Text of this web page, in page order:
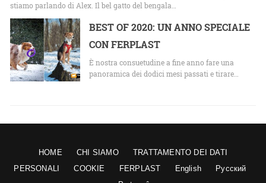
stiamo parlando di Alex. Il bel gatto del bengala…
BEST OF 2020: UN ANNO SPECIALE
CON FERPLAST
È nostra consuetudine a fine anno fare una
panoramica dei dodici mesi passati e tirare…
HOME CHI SIAMO
TRATTAMENTO DEI DATI
PERSONALI
COOKIE FERPLAST English
Русский